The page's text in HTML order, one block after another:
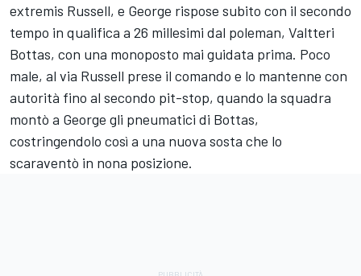
extremis Russell, e George rispose subito con il secondo
tempo in qualifica a 26 millesimi dal poleman, Valtteri
Bottas, con una monoposto mai guidata prima. Poco
male, al via Russell prese il comando e lo mantenne con
autorità fino al secondo pit-stop, quando la squadra
montò a George gli pneumatici di Bottas,
costringendolo così a una nuova sosta che lo
scaraventò in nona posizione.